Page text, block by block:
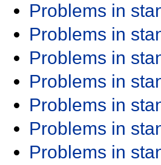
Problems in
Problems in
Problems in
Problems in
Problems in
Problems in
Problems in